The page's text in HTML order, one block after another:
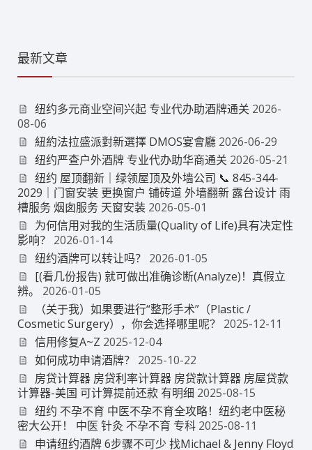
最新文章
纽约多元商业空间兴起 专业代办助酒牌通关 2026-
08-06
紐約法拉盛派對新選擇 DMOS宴會廳 2026-06-29
纽约严查户外酒牌 专业代办助华商通关 2026-05-21
纽约 屋顶翻新｜绿领屋顶及外墙公司 📞 845-344-
2029｜门窗安装 更换窗户 铺砖道 外墙翻新 露台设计 雨
槽服务 烟囱服务 天窗安装 2026-05-01
为何信用对我的生活质量(Quality of Life)具有决定性
影响？ 2026-01-14
纽约酒牌可以转让吗？ 2026-01-05
[(看几份报告) 就可做出准确诊断(Analyze)！真假立
辨。
2026-01-05
（关于我）如果要进行“整形手术”（Plastic /
Cosmetic Surgery），你会选择哪里呢？ 2025-12-11
信用修复A~Z 2025-12-04
如何成功申请酒牌？ 2025-10-22
房贷计算器 房贷利率计算器 房贷款计算器 房屋贷款
计算器-美国 可计算提前还款 有明细 2025-08-15
纽约 不孕不育 中医不孕不育全攻略！纽约老中医秘
密大公开！ 中医 针灸 不孕不育 专科 2025-08-11
申请纽约酒牌 6步骤不可少 找Michael & Jenny Floyd